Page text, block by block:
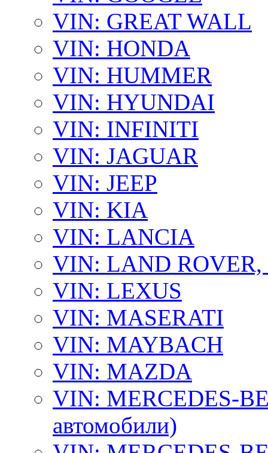
VIN: GREAT WALL
VIN: HONDA
VIN: HUMMER
VIN: HYUNDAI
VIN: INFINITI
VIN: JAGUAR
VIN: JEEP
VIN: KIA
VIN: LANCIA
VIN: LAND ROVER,
VIN: LEXUS
VIN: MASERATI
VIN: MAYBACH
VIN: MAZDA
VIN: MERCEDES-
автомобили)